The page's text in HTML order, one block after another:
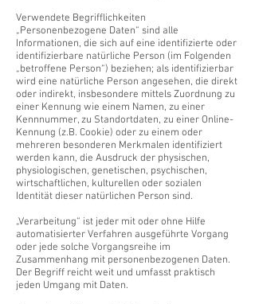
Verwendete Begrifflichkeiten
„Personenbezogene Daten“ sind alle
Informationen, die sich auf eine identifizierte oder
identifizierbare natürliche Person (im Folgenden
„betroffene Person“) beziehen; als identifizierbar
wird eine natürliche Person angesehen, die direkt
oder indirekt, insbesondere mittels Zuordnung zu
einer Kennung wie einem Namen, zu einer
Kennnummer, zu Standortdaten, zu einer Online-
Kennung (z.B. Cookie) oder zu einem oder
mehreren besonderen Merkmalen identifiziert
werden kann, die Ausdruck der physischen,
physiologischen, genetischen, psychischen,
wirtschaftlichen, kulturellen oder sozialen
Identität dieser natürlichen Person sind.
„Verarbeitung“ ist jeder mit oder ohne Hilfe
automatisierter Verfahren ausgeführte Vorgang
oder jede solche Vorgangsreihe im
Zusammenhang mit personenbezogenen Daten.
Der Begriff reicht weit und umfasst praktisch
jeden Umgang mit Daten.